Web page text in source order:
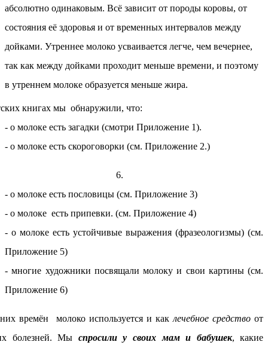
абсолютно одинаковым. Всё зависит от породы коровы, от
состояния её здоровья и от временных интервалов между
дойками. Утреннее молоко усваивается легче, чем вечернее,
так как между дойками проходит меньше времени, и поэтому
в утреннем молоке образуется меньше жира.
книгах мы обнаружили, что:
- о молоке есть загадки (смотри Приложение 1).
- о молоке есть скороговорки (см. Приложение 2.)
6.
- о молоке есть пословицы (см. Приложение 3)
- о молоке есть припевки. (см. Приложение 4)
- о молоке есть устойчивые выражения (фразеологизмы) (см.
Приложение 5)
- многие художники посвящали молоку и свои картины (см.
Приложение 6)
времён молоко используется и каклечебное средство от
болезней. Мы спросили у своих мам и бабушек, какие